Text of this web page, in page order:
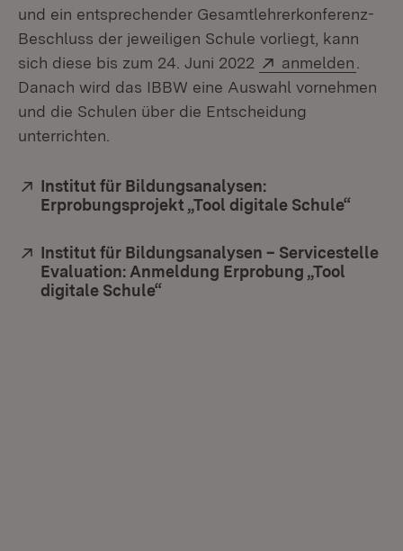
und ein entsprechender Gesamtlehrerkonferenz-
Beschluss der jeweiligen Schule vorliegt, kann
sich diese bis zum 24. Juni 2022
Extern:
anmelden
Danach wird das IBBW eine Auswahl vornehmen
und die Schulen über die Entscheidung
unterrichten.
Extern:
Institut für Bildungsanalysen:
Erprobungsprojekt „Tool digitale Schule“
Extern:
Institut für Bildungsanalysen – Servicestelle
Evaluation: Anmeldung Erprobung „Tool
digitale Schule“